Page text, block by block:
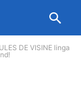
DE VISINE linga